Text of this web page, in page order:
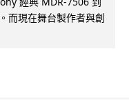
而現在舞台製作者與創